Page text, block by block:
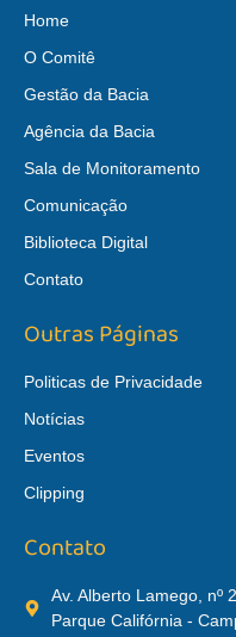
Home
O Comitê
Gestão da Bacia
Agência da Bacia
Sala de Monitoramento
Comunicação
Biblioteca Digital
Contato
Outras Páginas
Politicas de Privacidade
Notícias
Eventos
Clipping
Contato
Av. Alberto Lamego, nº
Parque Califórnia -